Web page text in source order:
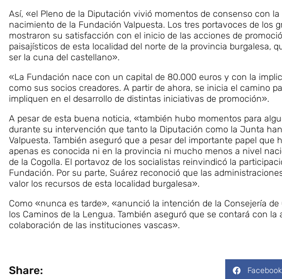
Así, «el Pleno de la Diputación vivió momentos de consenso con
nacimiento de la Fundación Valpuesta. Los tres portavoces de
mostraron su satisfacción con el inicio de las acciones de
paisajísticos de esta localidad del norte de la provincia burgalesa,
ser la cuna del castellano».
«La Fundación nace con un capital de 80.000 euros y con la
como sus socios creadores. A partir de ahora, se inicia el camino
impliquen en el desarrollo de distintas iniciativas de promoción».
A pesar de esta buena noticia, «también hubo momentos para
durante su intervención que tanto la Diputación como la Junta
Valpuesta. También aseguró que a pesar del importante papel
apenas es conocida ni en la provincia ni mucho menos a nivel
de la Cogolla. El portavoz de los socialistas reinvindicó la
Fundación. Por su parte, Suárez reconoció que las
valor los recursos de esta localidad burgalesa».
Como «nunca es tarde», «anunció la intención de la Consejería
los Caminos de la Lengua. También aseguró que se contará con
colaboración de las instituciones vascas».
Share: Facebook